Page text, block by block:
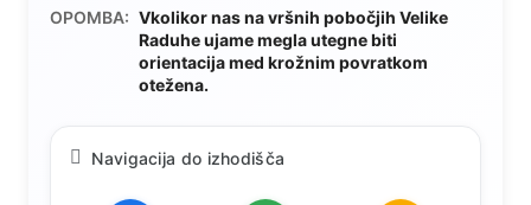
OPOMBA: Vkolikor nas na vršnih pobočjih Velike
Raduhe ujame megla utegne biti
orientacija med krožnim povratkom
otežena.
Navigacija do izhodišča